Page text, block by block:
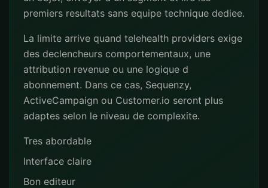
premiers resultats sans equipe technique dediee.
La limite arrive quand telehealth providers exige
des declencheurs comportementaux, une
attribution revenue ou une logique d
abonnement. Dans ce cas, Sequenzy,
ActiveCampaign ou Customer.io seront plus
adaptes selon le niveau de complexite.
Tres abordable
Interface claire
Bon editeur